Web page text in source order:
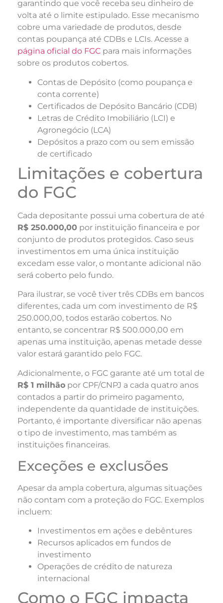
garantindo que você receba seu dinheiro de
volta até o limite estipulado. Esse mecanismo
cobre uma variedade de produtos, desde
contas poupança até CDBs e LCIs. Acesse a
página oficial do FGC para mais informações
sobre os produtos cobertos.
Contas de Depósito (como poupança e
conta corrente)
Certificados de Depósito Bancário (CDB)
Letras de Crédito Imobiliário (LCI) e
Agronegócio (LCA)
Depósitos a prazo com ou sem emissão
de certificado
Limitações e cobertura
do FGC
Cada depositante possui uma cobertura de até
R$ 250.000,00 por instituição financeira e por
conjunto de produtos protegidos. Caso seus
investimentos em uma única instituição
excedam esse valor, o montante adicional não
será coberto pelo fundo.
Para ilustrar, se você tiver três CDBs em bancos
diferentes, cada um com investimento de R$
250.000,00, todos estarão cobertos. No
entanto, se concentrar R$ 500.000,00 em
apenas uma instituição, apenas metade desse
valor estará garantido pelo FGC.
Adicionalmente, o FGC garante até um total de
R$ 1 milhão por CPF/CNPJ a cada quatro anos
contados a partir do primeiro pagamento,
independente da quantidade de instituições.
Portanto, é importante diversificar não apenas
o tipo de investimento, mas também as
instituições financeiras.
Exceções e exclusões
Apesar da ampla cobertura, algumas situações
não contam com a proteção do FGC. Exemplos
incluem:
Investimentos em ações e debêntures
Recursos aplicados em fundos de
investimento
Operações de crédito de natureza
internacional
Como o FGC impacta